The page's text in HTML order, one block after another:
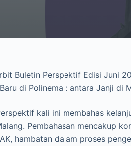
Buletin Perspektif Edisi Juni
di Polinema : antara Janji di
kali ini membahas
Pembahasan mencakup
hambatan dalam proses